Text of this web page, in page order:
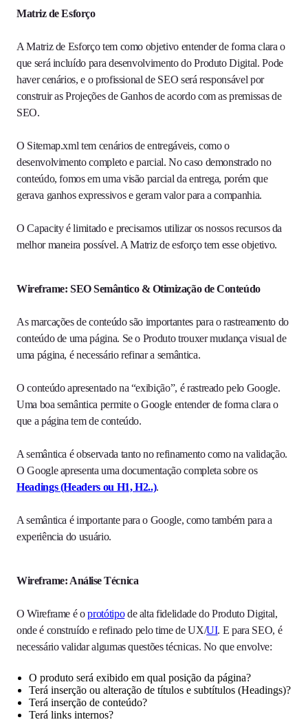
Matriz de Esforço
A Matriz de Esforço tem como objetivo entender de forma clara o
que será incluído para desenvolvimento do Produto Digital. Pode
haver cenários, e o profissional de SEO será responsável por
construir as Projeções de Ganhos de acordo com as premissas de
SEO.
O Sitemap.xml tem cenários de entregáveis, como o
desenvolvimento completo e parcial. No caso demonstrado no
conteúdo, fomos em uma visão parcial da entrega, porém que
gerava ganhos expressivos e geram valor para a companhia.
O Capacity é limitado e precisamos utilizar os nossos recursos da
melhor maneira possível. A Matriz de esforço tem esse objetivo.
Wireframe: SEO Semântico & Otimização de Conteúdo
As marcações de conteúdo são importantes para o rastreamento do
conteúdo de uma página. Se o Produto trouxer mudança visual de
uma página, é necessário refinar a semântica.
O conteúdo apresentado na “exibição”, é rastreado pelo Google.
Uma boa semântica permite o Google entender de forma clara o
que a página tem de conteúdo.
A semântica é observada tanto no refinamento como na validação.
O Google apresenta uma documentação completa sobre os
Headings (Headers ou H1, H2..).
A semântica é importante para o Google, como também para a
experiência do usuário.
Wireframe: Análise Técnica
O Wireframe é oprotótipode alta fidelidade do Produto Digital,
onde é construído e refinado pelo time de UX/UI. E para SEO, é
necessário validar algumas questões técnicas. No que envolve:
O produto será exibido em qual posição da página?
Terá inserção ou alteração de títulos e subtítulos (Headings)?
Terá inserção de conteúdo?
Terá links internos?